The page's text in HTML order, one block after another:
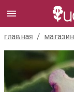
главная / магазин